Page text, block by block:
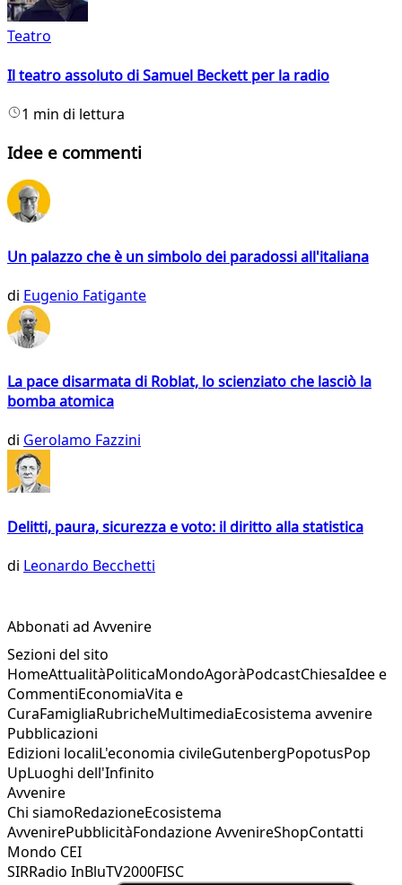
Teatro
Il teatro assoluto di Samuel Beckett per la radio
1 min di lettura
Idee e commenti
Un palazzo che è un simbolo dei paradossi all'italiana
di Eugenio Fatigante
La pace disarmata di Roblat, lo scienziato che lasciò la
bomba atomica
di Gerolamo Fazzini
Delitti, paura, sicurezza e voto: il diritto alla statistica
di Leonardo Becchetti
Abbonati ad Avvenire
Sezioni del sito
HomeAttualitàPoliticaMondoAgoràPodcastChiesaIdee e
CommentiEconomiaVita e
CuraFamigliaRubricheMultimediaEcosistema avvenire
Pubblicazioni
Edizioni localiL'economia civileGutenbergPopotusPop
UpLuoghi dell'Infinito
Avvenire
Chi siamoRedazioneEcosistema
AvvenirePubblicitàFondazione AvvenireShopContatti
Mondo CEI
SIRRadio InBluTV2000FISC